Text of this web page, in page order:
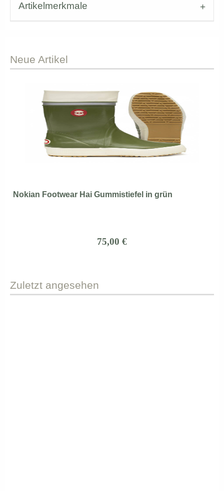
Artikelmerkmale
Neue Artikel
Nokian Footwear Hai Gummistiefel in grün
75,00 €
Zuletzt angesehen